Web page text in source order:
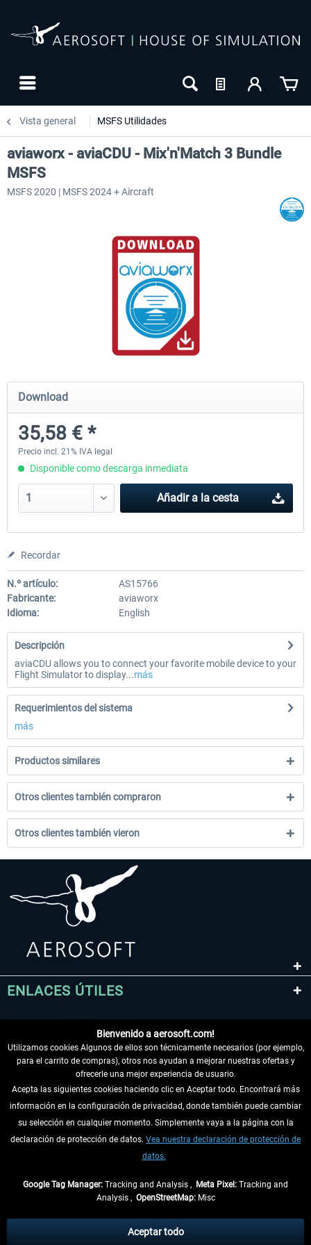
Vista general MSFS Utilidades
aviaworx - aviaCDU - Mix'n'Match 3 Bundle
MSFS
MSFS 2020 | MSFS 2024 + Aircraft
Download
35,58 € *
Precio incl. 21% IVA legal
Disponible como descarga inmediata
Añadir a la cesta
Recordar
N.º artículo:
AS15766
Fabricante:
aviaworx
Idioma:
English
Descripción
aviaCDU allows you to connect your favorite mobile device to your
Flight Simulator to display...más
Requerimientos del sistema
más
Productos similares
Otros clientes también compraron
Otros clientes también vieron
ENLACES ÚTILES
DESISTIR DEL CONTRATO
INFORMACIÓN
tasas de recepción si no se describe lo contrario
Bienvenido a aerosoft.com!
Utilizamos cookies Algunos de ellos son técnicamente necesarios (por ejemplo,
para el carrito de compras), otros nos ayudan a mejorar nuestras ofertas y
ofrecerle una mejor experiencia de usuario.
Acepta las siguientes cookies haciendo clic en Aceptar todo. Encontrará más
información en la configuración de privacidad, donde también puede cambiar
su selección en cualquier momento. Simplemente vaya a la página con la
declaración de protección de datos. Vea nuestra declaración de protección de
datos.
Google Tag Manager: Tracking and Analysis , Meta Pixel: Tracking and
Analysis , OpenStreetMap:Misc
Aceptar todo